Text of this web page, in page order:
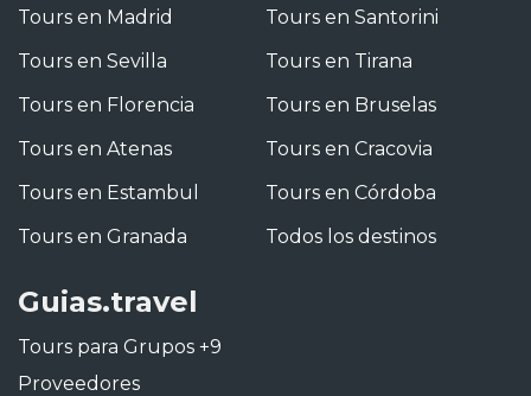
Tours en Madrid
Tours en Sevilla
Tours en Florencia
Tours en Atenas
Tours en Estambul
Tours en Granada
Tours en Santorini
Tours en Tirana
Tours en Bruselas
Tours en Cracovia
Tours en Córdoba
Todos los destinos
Guias.travel
Tours para Grupos +9
Proveedores